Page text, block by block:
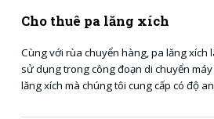
Cho thuê pa lăng xích
Cùng với rùa chuyển hàng, pa lăng xích
sử dụng trong công đoạn di chuyển
lăng xích mà chúng tôi cung cấp có độ